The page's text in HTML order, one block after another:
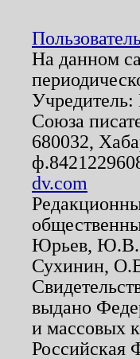
На данном
Союза
680032,
dv.com
Юрьев, Ю.В.
Сухинин,
выдано
и массовых
Российская